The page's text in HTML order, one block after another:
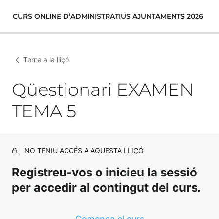
CURS ONLINE D’ADMINISTRATIUS AJUNTAMENTS 2026
Torna a la lliçó
Qüestionari EXAMEN
TEMA 5
NO TENIU ACCÉS A AQUESTA LLIÇÓ
Registreu-vos o inicieu la sessió
per accedir al contingut del curs.